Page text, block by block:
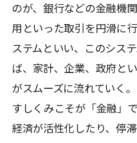
のが、銀行などの金融機
用といった取引を円滑に
ステムといい、このシス
ば、家計、企業、政府と
がスムーズに流れていく
すしくみこそが「金融」
経済が活性化したり、停滞